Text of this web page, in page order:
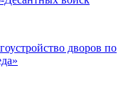
дворов по